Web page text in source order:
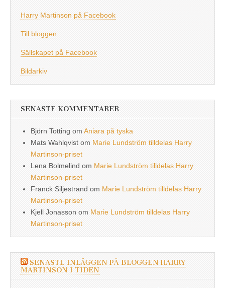
Harry Martinson på Facebook
Till bloggen
Sällskapet på Facebook
Bildarkiv
SENASTE KOMMENTARER
Björn Totting om Aniara på tyska
Mats Wahlqvist om Marie Lundström tilldelas Harry
Martinson-priset
Lena Bolmelind om Marie Lundström tilldelas Harry
Martinson-priset
Franck Siljestrand om Marie Lundström tilldelas Harry
Martinson-priset
Kjell Jonasson om Marie Lundström tilldelas Harry
Martinson-priset
SENASTE INLÄGGEN PÅ BLOGGEN HARRY
MARTINSON I TIDEN